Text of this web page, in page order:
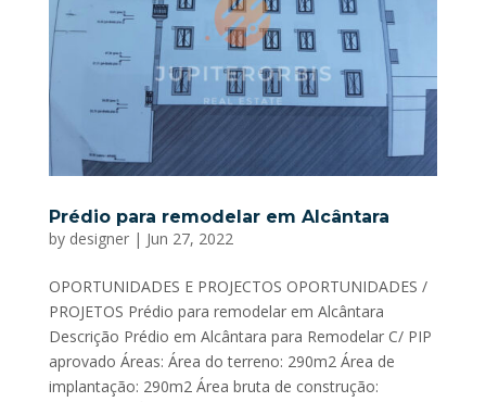
Prédio para remodelar em Alcântara
by designer| Jun 27, 2022
OPORTUNIDADES E PROJECTOS OPORTUNIDADES /
PROJETOS Prédio para remodelar em Alcântara
Descrição Prédio em Alcântara para Remodelar C/ PIP
aprovado Áreas: Área do terreno: 290m2 Área de
implantação: 290m2 Área bruta de construção: